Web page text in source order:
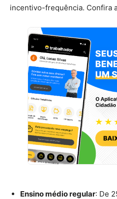
incentivo-frequência. Confira
Ensino médio regular: De